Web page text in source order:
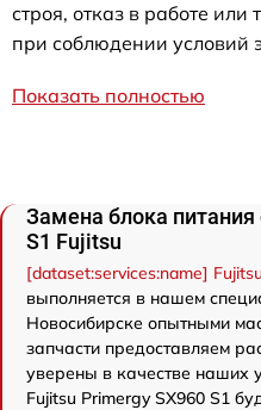
строя, отказ в работе
при соблюдении условий
Показать полностью
Замена блока
S1 Fujitsu
[dataset:services:name]
выполняется в нашем
Новосибирске опытными
запчасти предоставляем
уверены в качестве наших
Fujitsu Primergy SX960 S1